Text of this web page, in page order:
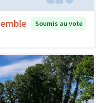
Soumis au vote